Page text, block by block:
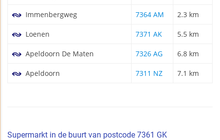
Immenbergweg 7364 AM 2.3 km
Loenen 7371 AK 5.5 km
Apeldoorn De Maten 7326 AG 6.8 km
Apeldoorn 7311 NZ 7.1 km
Supermarkt in de buurt van postcode 7361 GK